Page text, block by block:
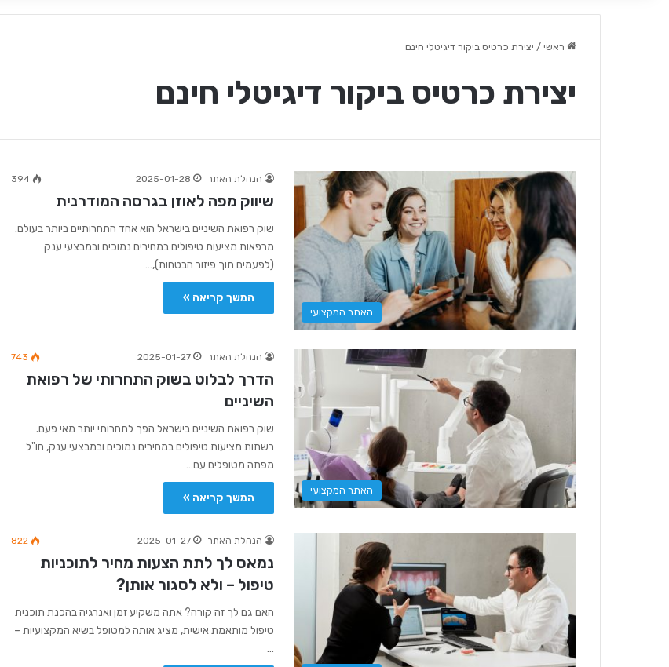
ראשי / יצירת כרטיס ביקור דיגיטלי חינם
יצירת כרטיס ביקור דיגיטלי חינם
האתר המקצועי
הנהלת האתר 2025-01-28
394
שיווק מפה לאוזן בגרסה המודרנית
שוק רפואת השיניים בישראל הוא אחד התחרותיים ביותר בעולם.
מרפאות מציעות טיפולים במחירים נמוכים ובמבצעי ענק
(לפעמים תוך פיזור הבטחות),…
המשך קריאה »
האתר המקצועי
הנהלת האתר 2025-01-27
743
הדרך לבלוט בשוק התחרותי של רפואת
השיניים
שוק רפואת השיניים בישראל הפך לתחרותי יותר מאי פעם.
רשתות מציעות טיפולים במחירים נמוכים ובמבצעי ענק, חו"ל
מפתה מטופלים עם…
המשך קריאה »
הנהלת האתר 2025-01-27
822
נמאס לך לתת הצעות מחיר לתוכניות
טיפול – ולא לסגור אותן?
האם גם לך זה קורה? אתה משקיע זמן ואנרגיה בהכנת תוכנית
טיפול מותאמת אישית, מציג אותה למטופל בשיא המקצועיות –
…